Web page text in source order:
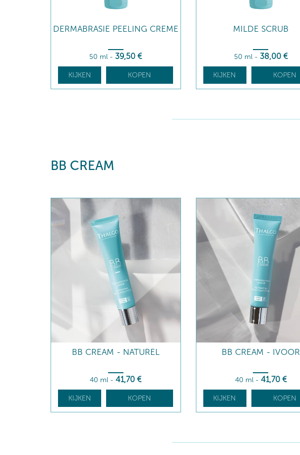
DERMABRASIE PEELING CREME
50 ml -39,50 €
KIJKEN KOPEN
MILDE SCRUB
50 ml - 38,00 €
KIJKEN KOPEN
BB CREAM
BB CREAM - NATUREL
40 ml -41,70 €
KIJKEN KOPEN
BB CREAM - IVOOR
40 ml - 41,70 €
KIJKEN KOPEN